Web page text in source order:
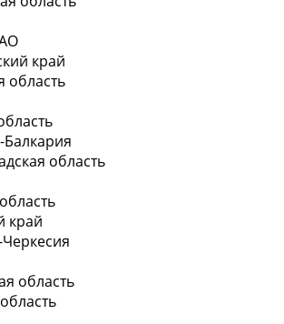
край
область
область
край
область